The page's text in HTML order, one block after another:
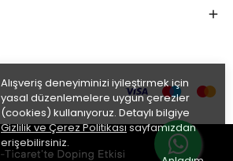
Alışveriş deneyiminizi iyileştirmek için
yasal düzenlemelere uygun çerezler
(cookies) kullanıyoruz. Detaylı bilgiye
Gizlilik ve Çerez Politikasısayfamızdan
erişebilirsiniz.